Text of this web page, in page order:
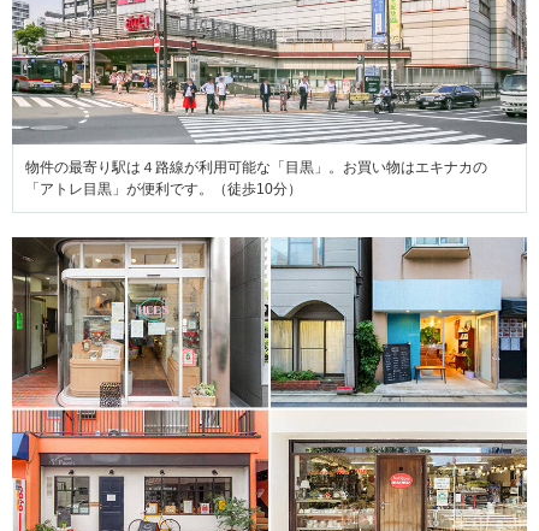
物件の最寄り駅は４路線が利用可能な「目黒」。お買い物はエキナカの
「アトレ目黒」が便利です。（徒歩10分）